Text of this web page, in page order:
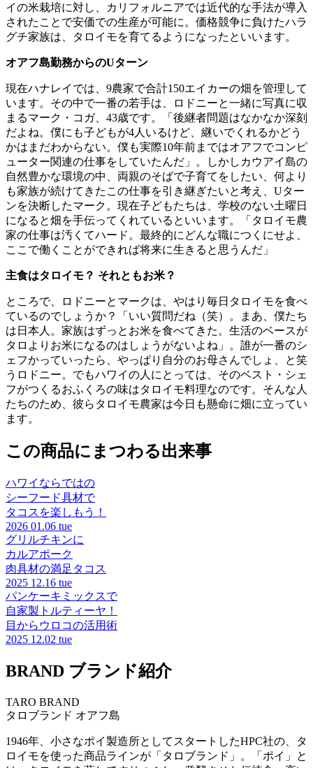
イの米栽培に対し、カリフォルニアでは近代的な手法が導入
されたことで安価での生産が可能に。価格競争に負けたハラ
グチ家族は、タロイモを育てるようになったといいます。
オアフ島勤務からのUターン
現在ハナレイでは、9農家で合計150エイカーの畑を管理して
います。その中で一番の若手は、ロドニーと一緒に写真に収
まるマーク・コガ、43歳です。「後継者問題はなかなか深刻
だよね。僕にも子どもが4人いるけど、継いでくれるかどう
かはまだわからない。僕も実際10年前まではオアフでコンピ
ューター関連の仕事をしていたんだ」。しかしカウアイ島の
自然豊かな環境の中、両親のそばで子育てをしたい、何より
も家族が続けてきたこの仕事を引き継ぎたいと考え、Uター
ンを決断したマーク。現在子どもたちは、学校のない土曜日
になると畑を手伝ってくれているといいます。「タロイモ農
家の仕事は汚くてハード。最終的にどんな職につくにせよ、
ここで働くことができれば将来に生きると思うんだ」
主食はタロイモ？ それともお米？
ところで、ロドニーとマークは、やはり毎日タロイモを食べ
ているのでしょうか？「いい質問だね（笑）。まあ、僕たち
は日本人。家族はずっとお米を食べてきた。生活のベースが
タロよりお米になるのはしょうがないよね」。誰が一番のシ
ェフかっていったら、やっぱり自分のお母さんでしょ、と笑
うロドニー。でもハワイの人にとっては、そのベスト・シェ
フがつくるおふくろの味はタロイモ料理なのです。そんな人
たちのため、彼らタロイモ農家は今日も懸命に畑に立ってい
ます。
この商品にまつわる出来事
ハワイならではの
シーフード具材で
タコスを楽しもう！
2026 01.06 tue
グリルチキンに
カルアポーク
肉具材の満足タコス
2025 12.16 tue
パンケーキミックスで
自家製トルティーヤ！
目からウロコの活用術
2025 12.02 tue
BRAND ブランド紹介
TARO BRAND
タロブランド オアフ島
1946年、小さなポイ製造所としてスタートしたHPC社の、タ
ロイモを使った商品ラインが「タロブランド」。「ポイ」と